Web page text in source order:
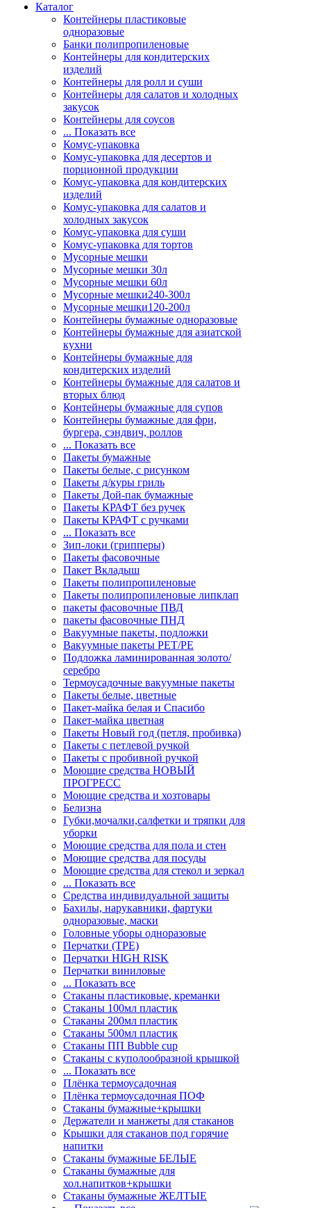
Каталог
Контейнеры пластиковые
одноразовые
Банки полипропиленовые
Контейнеры для кондитерских
изделий
Контейнеры для ролл и суши
Контейнеры для салатов и холодных
закусок
Контейнеры для соусов
... Показать все
Комус-упаковка
Комус-упаковка для десертов и
порционной продукции
Комус-упаковка для кондитерских
изделий
Комус-упаковка для салатов и
холодных закусок
Комус-упаковка для суши
Комус-упаковка для тортов
Мусорные мешки
Мусорные мешки 30л
Мусорные мешки 60л
Мусорные мешки240-300л
Мусорные мешки120-200л
Контейнеры бумажные одноразовые
Контейнеры бумажные для азиатской
кухни
Контейнеры бумажные для
кондитерских изделий
Контейнеры бумажные для салатов и
вторых блюд
Контейнеры бумажные для супов
Контейнеры бумажные для фри,
бургера, сэндвич, роллов
... Показать все
Пакеты бумажные
Пакеты белые, с рисунком
Пакеты д/куры гриль
Пакеты Дой-пак бумажные
Пакеты КРАФТ без ручек
Пакеты КРАФТ с ручками
... Показать все
Зип-локи (грипперы)
Пакеты фасовочные
Пакет Вкладыш
Пакеты полипропиленовые
Пакеты полипропиленовые липклап
пакеты фасовочные ПВД
пакеты фасовочные ПНД
Вакуумные пакеты, подложки
Вакуумные пакеты РЕТ/РЕ
Подложка ламинированная золото/
серебро
Термоусадочные вакуумные пакеты
Пакеты белые, цветные
Пакет-майка белая и Спасибо
Пакет-майка цветная
Пакеты Новый год (петля, пробивка)
Пакеты с петлевой ручкой
Пакеты с пробивной ручкой
Моющие средства НОВЫЙ
ПРОГРЕСС
Моющие средства и хозтовары
Белизна
Губки,мочалки,салфетки и тряпки для
уборки
Моющие средства для пола и стен
Моющие средства для посуды
Моющие средства для стекол и зеркал
... Показать все
Средства индивидуальной защиты
Бахилы, нарукавники, фартуки
одноразовые, маски
Головные уборы одноразовые
Перчатки (ТРЕ)
Перчатки HIGH RISK
Перчатки виниловые
... Показать все
Стаканы пластиковые, креманки
Стаканы 100мл пластик
Стаканы 200мл пластик
Стаканы 500мл пластик
Стаканы ПП Bubble cup
Стаканы с куполообразной крышкой
... Показать все
Плёнка термоусадочная
Плёнка термоусадочная ПОФ
Стаканы бумажные+крышки
Держатели и манжеты для стаканов
Крышки для стаканов под горячие
напитки
Стаканы бумажные БЕЛЫЕ
Стаканы бумажные для
хол.напитков+крышки
Стаканы бумажные ЖЕЛТЫЕ